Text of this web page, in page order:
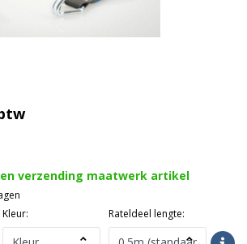
verzending maatwerk artikel
Kleur: Rateldeel lengte: